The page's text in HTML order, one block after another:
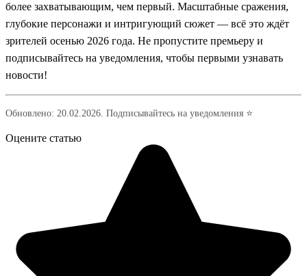
более захватывающим, чем первый. Масштабные сражения,
глубокие персонажи и интригующий сюжет — всё это ждёт
зрителей осенью 2026 года. Не пропустите премьеру и
подписывайтесь на уведомления, чтобы первыми узнавать
новости!
Обновлено: 20.02.2026. Подписывайтесь на уведомления ⭐
Оцените статью